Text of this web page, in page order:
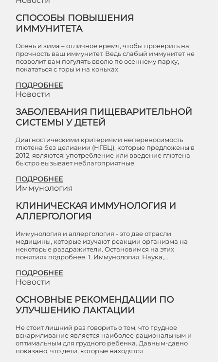
СПОСОБЫ ПОВЫШЕНИЯ
ИММУНИТЕТА
Осень и зима – отличное время, чтобы проверить на
прочность ваш иммунитет. Ведь слабый иммунитет не
позволит вам погулять вволю по осеннему парку,
покататься с горы и на коньках
ПОДРОБНЕЕ
Новости
ЗАБОЛЕВАНИЯ ПИЩЕВАРИТЕЛЬНОЙ
СИСТЕМЫ У ДЕТЕЙ
Диагностическими критериями непереносимость
глютена без целиакии (НГБЦ), которые предложены в
2012, являются: употребление или введение глютена
быстро вызывает неблагоприятные
ПОДРОБНЕЕ
Иммунология
КЛИНИЧЕСКАЯ ИММУНОЛОГИЯ И
АЛЛЕРГОЛОГИЯ
Иммунология и аллергология - это две отрасли
медицины, которые изучают реакции организма на
некоторые раздражители. Остановимся на этих
понятиях подробнее. 1. Иммунология. Наука,…
ПОДРОБНЕЕ
Новости
ОСНОВНЫЕ РЕКОМЕНДАЦИИ ПО
УЛУЧШЕНИЮ ЛАКТАЦИИ
Не стоит лишний раз говорить о том, что грудное
вскармливание является наиболее рациональным и
оптимальным для грудного ребенка. Давным-давно
показано, что дети, которые находятся